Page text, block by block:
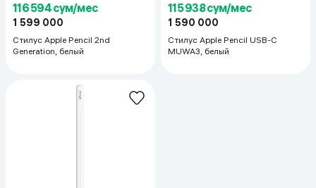
116 594 сум/мес
1 599 000
Стилус Apple Pencil 2nd
Generation, белый
115 938 сум/мес
1 590 000
Стилус Apple Pencil USB-C
MUWA3, белый